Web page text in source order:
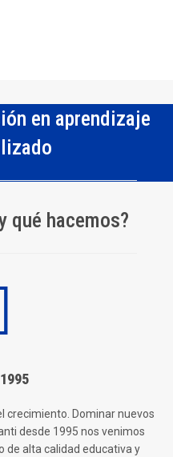
en aprendizaje
qué hacemos?
crecimiento. Dominar nuevos
desde 1995 nos venimos
de alta calidad educativa y